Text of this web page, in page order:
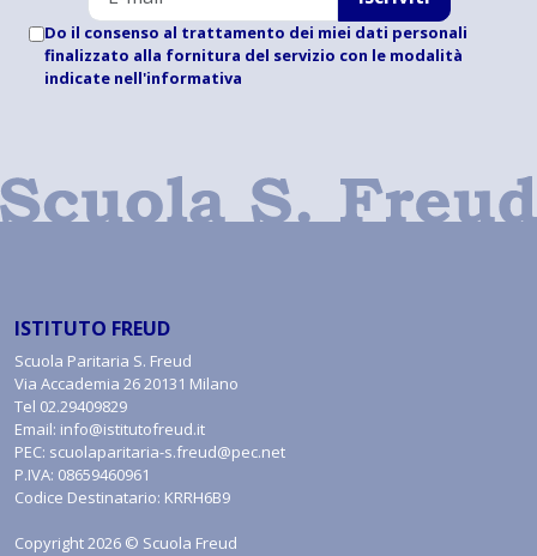
Do il consenso al trattamento dei miei dati personali
finalizzato alla fornitura del servizio con le modalità
indicate nell'informativa
ISTITUTO FREUD
Scuola Paritaria S. Freud
Via Accademia 26 20131 Milano
Tel 02.29409829
Email: info@istitutofreud.it
PEC: scuolaparitaria-s.freud@pec.net
P.IVA: 08659460961
Codice Destinatario: KRRH6B9
Copyright 2026 © Scuola Freud